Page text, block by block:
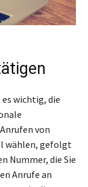
wichtig, die
von
wählen, gefolgt
Nummer, die Sie
Anrufe an